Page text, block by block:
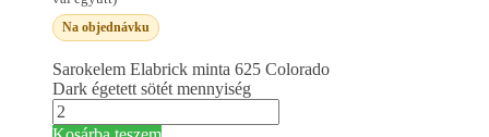
Na objednávku
Sarokelem Elabrick minta 625 Colorado
Dark égetett sötét mennyiség